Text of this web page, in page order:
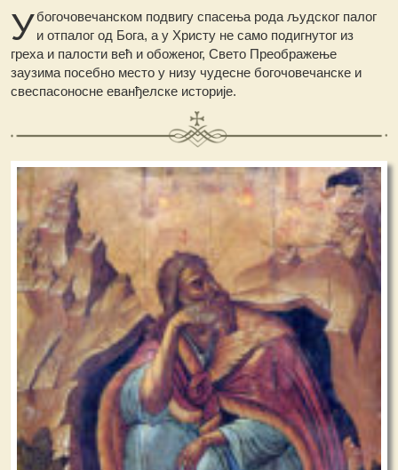
Убогочовечанском подвигу спасења рода људског палог
и отпалог од Бога, а у Христу не само подигнутог из
греха и палости већ и обоженог, Свето Преображење
заузима посебно место у низу чудесне богочовечанске и
свеспасоносне еванђелске историје.